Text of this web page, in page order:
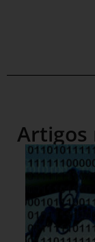
Artigos